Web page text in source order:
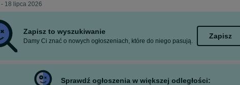
- 18 lipca 2026
Zapisz to wyszukiwanie
Damy Ci znać o nowych ogłoszeniach, które do niego pasują.
Zapisz
Sprawdź ogłoszenia w większej odległości: